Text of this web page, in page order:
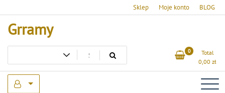
to
content
Sklep Moje konto BLOG
Grramy
0
Total
0,00 zł